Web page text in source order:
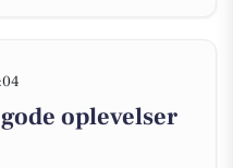
oplevelser